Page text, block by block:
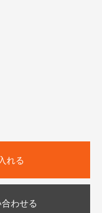
れる
わせる